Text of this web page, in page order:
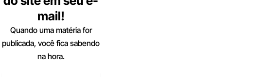
mail!
Quando uma matéria for
publicada, você fica sabendo
na hora.